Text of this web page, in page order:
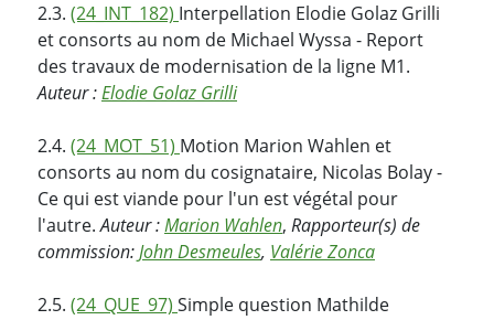
2.3. (24_INT_182) Interpellation Elodie Golaz Grilli
et consorts au nom de Michael Wyssa - Report
des travaux de modernisation de la ligne M1.
Auteur :Elodie Golaz Grilli
2.4. (24_MOT_51) Motion Marion Wahlen et
consorts au nom du cosignataire, Nicolas Bolay -
Ce qui est viande pour l'un est végétal pour
l'autre.Auteur :Marion Wahlen, Rapporteur(s) de
commission:John Desmeules, Valérie Zonca
2.5. (24_QUE_97) Simple question Mathilde